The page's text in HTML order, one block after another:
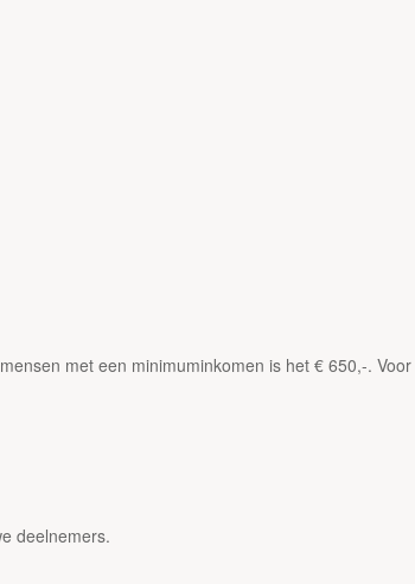
met een minimuminkomen is het € 650,-. Voor
deelnemers.